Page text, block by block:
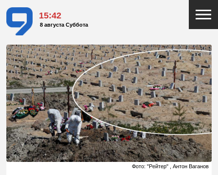
15:42
8 августа Суббота
Фото: "Рейтер" , Антон Ваганов